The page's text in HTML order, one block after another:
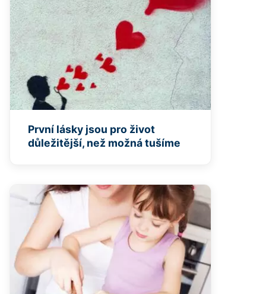
První lásky jsou pro život
důležitější, než možná tušíme